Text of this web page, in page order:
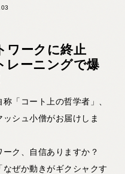
ワークに終止
レーニングで爆
「コート上の哲学者」、
シュ小僧がお届けしま
ク、自信ありますか？
ぜか動きがギクシャクす